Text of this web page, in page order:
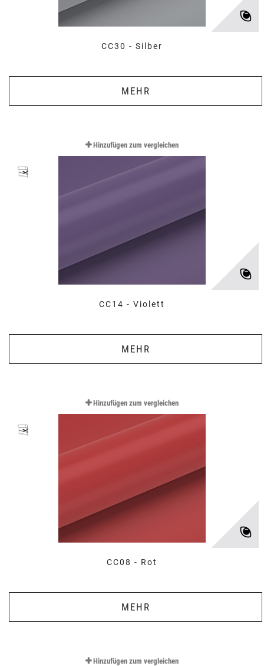
CC30 - Silber
MEHR
CC14 - Violett
MEHR
Hinzufügen zum vergleichen
CC08 - Rot
MEHR
Hinzufügen zum vergleichen
Hinzufügen zum vergleichen